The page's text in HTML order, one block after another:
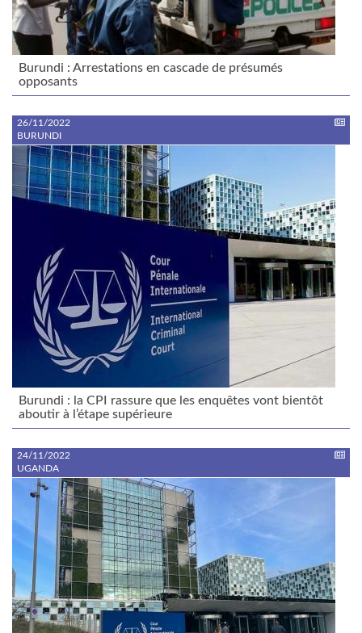
Burundi : Arrestations en cascade de présumés
opposants
26/11/2022
BURUNDI
Burundi : la CPI rassure que les enquêtes vont bientôt
aboutir à l’étape supérieure
24/11/2022
UGANDA